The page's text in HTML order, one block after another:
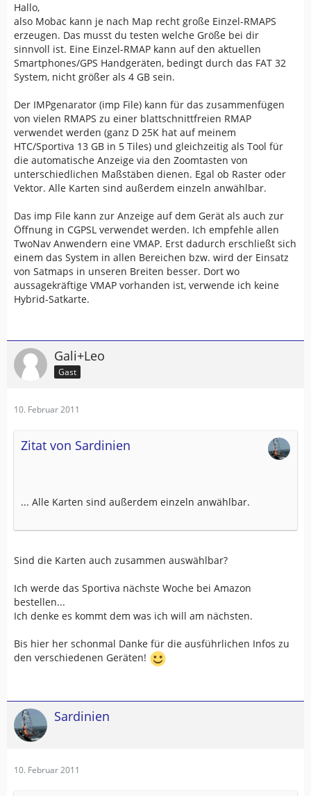
Hallo,
also Mobac kann je nach Map recht große Einzel-RMAPS
erzeugen. Das musst du testen welche Größe bei dir
sinnvoll ist. Eine Einzel-RMAP kann auf den aktuellen
Smartphones/GPS Handgeräten, bedingt durch das FAT 32
System, nicht größer als 4 GB sein.
Der IMPgenarator (imp File) kann für das zusammenfügen
von vielen RMAPS zu einer blattschnittfreien RMAP
verwendet werden (ganz D 25K hat auf meinem
HTC/Sportiva 13 GB in 5 Tiles) und gleichzeitig als Tool für
die automatische Anzeige via den Zoomtasten von
unterschiedlichen Maßstäben dienen. Egal ob Raster oder
Vektor. Alle Karten sind außerdem einzeln anwählbar.
Das imp File kann zur Anzeige auf dem Gerät als auch zur
Öffnung in CGPSL verwendet werden. Ich empfehle allen
TwoNav Anwendern eine VMAP. Erst dadurch erschließt sich
einem das System in allen Bereichen bzw. wird der Einsatz
von Satmaps in unseren Breiten besser. Dort wo
aussagekräftige VMAP vorhanden ist, verwende ich keine
Hybrid-Satkarte.
Gali+Leo
Gast
10. Februar 2011
Zitat von Sardinien
... Alle Karten sind außerdem einzeln anwählbar.
Sind die Karten auch zusammen auswählbar?
Ich werde das Sportiva nächste Woche bei Amazon
bestellen...
Ich denke es kommt dem was ich will am nächsten.
Bis hier her schonmal Danke für die ausführlichen Infos zu
den verschiedenen Geräten!
Sardinien
10. Februar 2011